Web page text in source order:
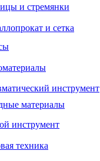
и стремянки
и сетка
инструмент
материалы
инструмент
техника